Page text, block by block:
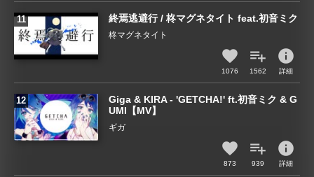
終焉逃避行 / 柊マグネタイト feat.初音ミク
柊マグネタイト
1076 1562
info
詳細
Giga & KIRA - 'GETCHA!' ft.初音ミク & G
UMI【MV】
ギガ
873 939
info
詳細